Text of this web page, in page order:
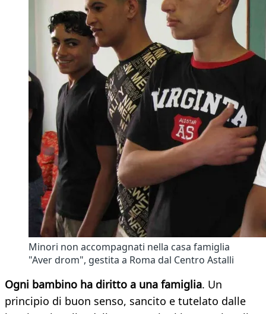
Minori non accompagnati nella casa famiglia
"Aver drom", gestita a Roma dal Centro Astalli
Ogni bambino ha diritto a una famiglia. Un
principio di buon senso, sancito e tutelato dalle